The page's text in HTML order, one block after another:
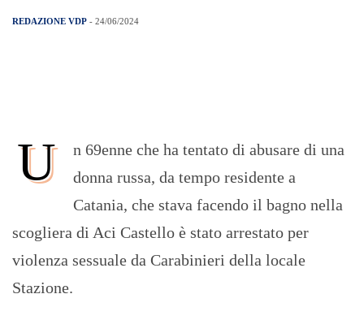
REDAZIONE VDP - 24/06/2024
U
n 69enne che ha tentato di abusare di una
donna russa, da tempo residente a
Catania, che stava facendo il bagno nella
scogliera di Aci Castello è stato arrestato per
violenza sessuale da Carabinieri della locale
Stazione.